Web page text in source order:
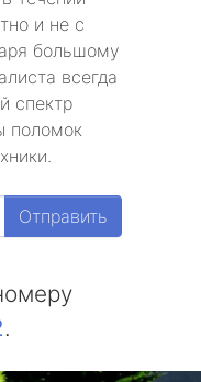
и не с
большому
всегда
спектр
поломок
Отправить
.